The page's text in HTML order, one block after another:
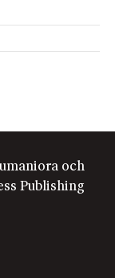
och
Publishing